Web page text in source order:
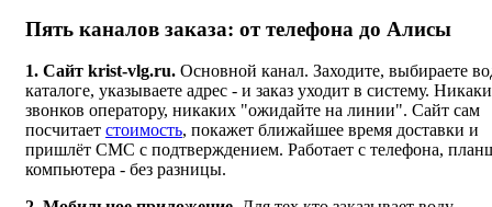
Пять каналов заказа: от телефона до Алисы
1. Сайт krist-vlg.ru. Основной канал. Заходите, выбираете
каталоге, указываете адрес - и заказ уходит в систему.
звонков оператору, никаких "ожидайте на линии". Сайт сам
посчитает стоимость, покажет ближайшее время доставки и
пришлёт СМС с подтверждением. Работает с телефона,
компьютера - без разницы.